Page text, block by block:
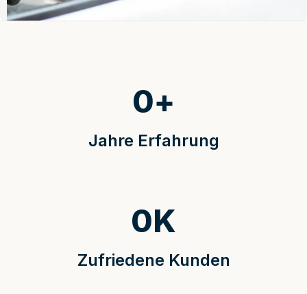
Jahre Erfahrung
0+
Zufriedene Kunden
0K